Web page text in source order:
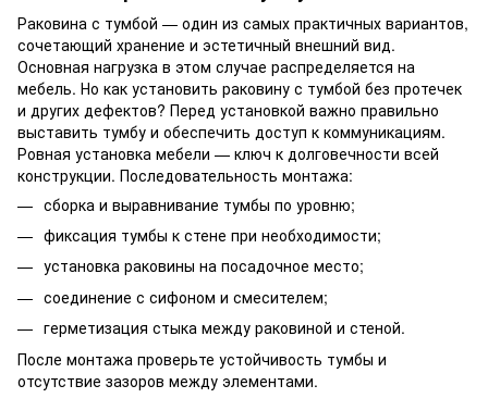
Раковина с тумбой — один из самых практичных вариантов,
сочетающий хранение и эстетичный внешний вид.
Основная нагрузка в этом случае распределяется на
мебель. Но как установить раковину с тумбой без протечек
и других дефектов? Перед установкой важно правильно
выставить тумбу и обеспечить доступ к коммуникациям.
Ровная установка мебели — ключ к долговечности всей
конструкции. Последовательность монтажа:
сборка и выравнивание тумбы по уровню;
фиксация тумбы к стене при необходимости;
установка раковины на посадочное место;
соединение с сифоном и смесителем;
герметизация стыка между раковиной и стеной.
После монтажа проверьте устойчивость тумбы и
отсутствие зазоров между элементами.